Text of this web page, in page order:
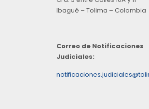
Ibagué – Tolima – Colombia
Correo de Notificaciones
Judiciales: